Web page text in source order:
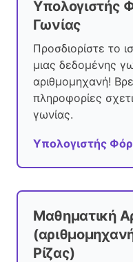
Υπολογιστής
Γωνίας
Προσδιορίστε το
μιας δεδομένης
αριθμομηχανή!
πληροφορίες
γωνίας.
Υπολογιστής
Μαθηματική
Ρίζας)